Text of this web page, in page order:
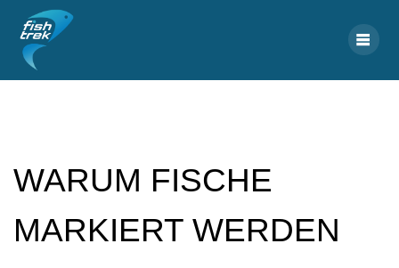
WARUM FISCHE
MARKIERT WERDEN